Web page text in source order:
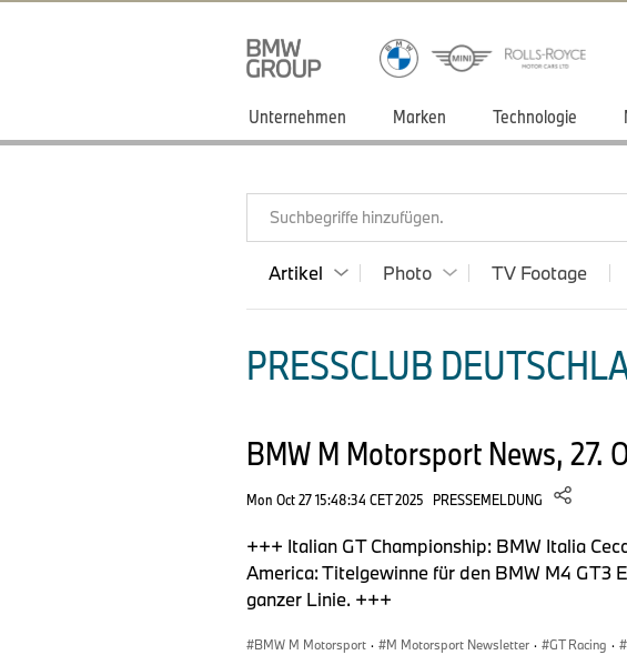
Unternehmen Marken Technologie
Suchbegriffe hinzufügen.
Artikel Photo TV Footage
PRESSCLUB
BMW M Motorsport News, 27.
Mon Oct 27 15:48:34 CET 2025 PRESSEMELDUNG
+++ Italian GT Championship: BMW Italia
America: Titelgewinne für den BMW M4 GT3
ganzer Linie. +++
BMW M Motorsport · M Motorsport Newsletter · GT Racing ·